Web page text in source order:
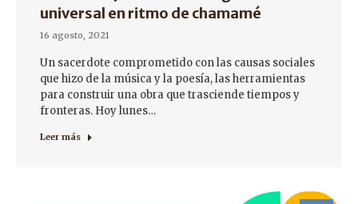
universal en ritmo de chamamé
16 agosto, 2021
Un sacerdote comprometido con las causas sociales
que hizo de la música y la poesía, las herramientas
para construir una obra que trasciende tiempos y
fronteras. Hoy lunes…
Leer más